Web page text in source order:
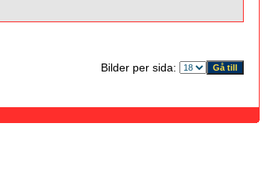
Bilder per sida: